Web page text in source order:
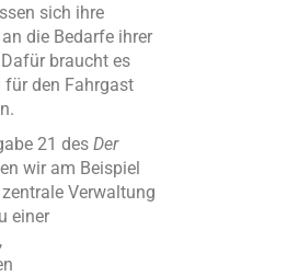
sich ihre
die Bedarfe ihrer
braucht es
für den Fahrgast
21 des Der
wir am Beispiel
Verwaltung
einer